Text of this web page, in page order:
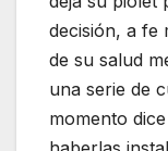
decisión, a fe
de su salud
una serie de
momento